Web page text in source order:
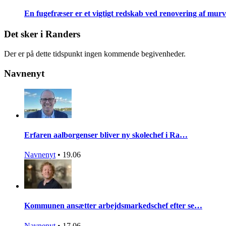
En fugefræser er et vigtigt redskab ved renovering af
Det sker i Randers
Der er på dette tidspunkt ingen kommende begivenheder.
Navnenyt
Erfaren aalborgenser bliver ny skolechef i Ra…
Navnenyt • 19.06
Kommunen ansætter arbejdsmarkedschef efter se…